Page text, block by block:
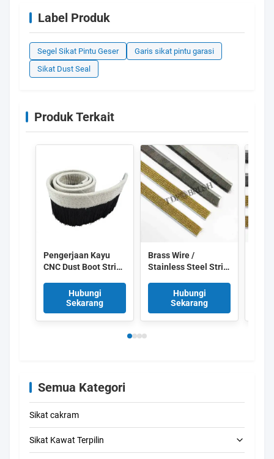
Label Produk
Segel Sikat Pintu Geser
Garis sikat pintu garasi
Sikat Dust Seal
Produk Terkait
Pengerjaan Kayu
CNC Dust Boot Strip
Backed Nylon Bristle
Dust Seal Brush
untuk Router Dust
Hubungi
Sekarang
Brass Wire /
Stainless Steel Strip
Cleaning Strip Brush
untuk Deburring
Metal Surface
Hubungi
Sekarang
Semua Kategori
Sikat cakram
Sikat Kawat Terpilin